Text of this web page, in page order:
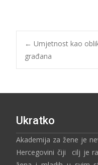
← Umjetnost kao
građana
Ukratko
Akademija za žene je
Hercegovini čiji cilj je